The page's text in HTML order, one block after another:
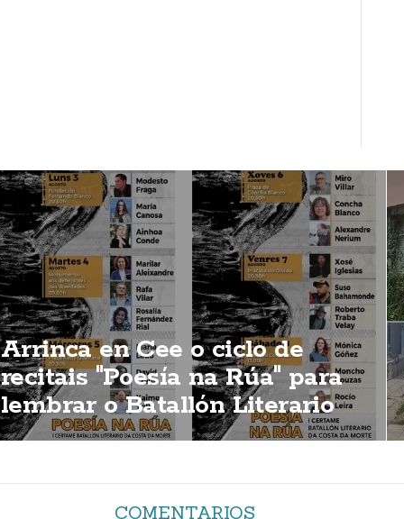
Arrinca en Cee o ciclo de
recitais "Poesía na Rúa" para
lembrar o Batallón Literario
COMENTARIOS